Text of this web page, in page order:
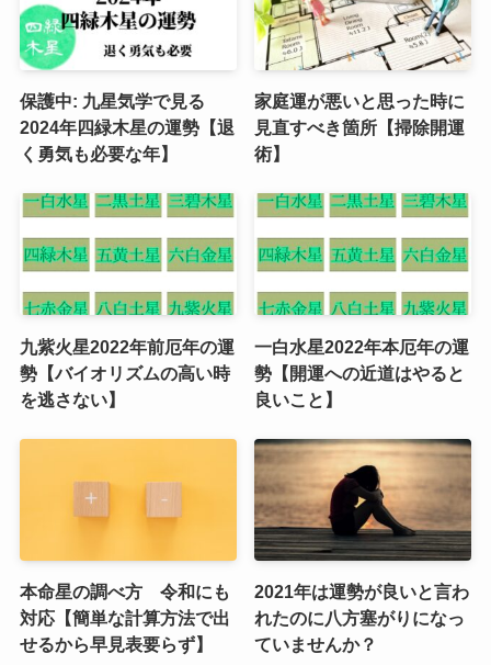
保護中: 九星気学で見る
2024年四緑木星の運勢【退
く勇気も必要な年】
家庭運が悪いと思った時に
見直すべき箇所【掃除開運
術】
九紫火星2022年前厄年の運
勢【バイオリズムの高い時
を逃さない】
一白水星2022年本厄年の運
勢【開運への近道はやると
良いこと】
本命星の調べ方 令和にも
対応【簡単な計算方法で出
せるから早見表要らず】
2021年は運勢が良いと言わ
れたのに八方塞がりになっ
ていませんか？